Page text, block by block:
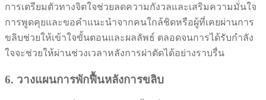
การเตรียมตัวทางจิตใจช่วยลดความกังวลและเสริมความมั่นใจ
การพูดคุยและขอคำแนะนำจากคนใกล้ชิดหรือผู้ที่เคยผ่านการ
ขลิบช่วยให้เข้าใจขั้นตอนและผลลัพธ์ ตลอดจนการได้รับกำลัง
ใจจะช่วยให้ผ่านช่วงเวลาหลังการผ่าตัดได้อย่างราบรื่น
6. วางแผนการพักฟื้นหลังการขลิบ